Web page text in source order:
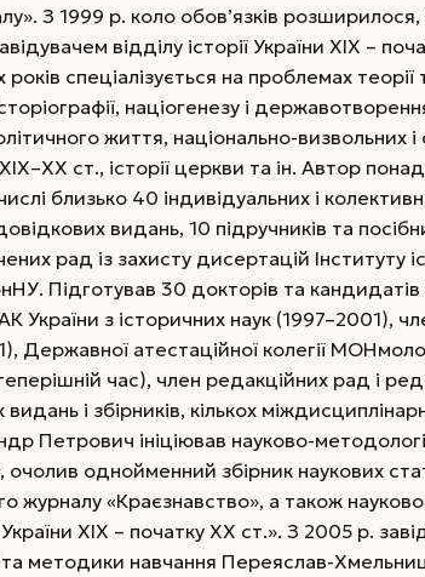
З 1999 р. коло обов’язків
відділу історії України XIX –
спеціалізується на проблемах теорії
націогенезу і
життя, національно-визвольних і
ХІХ–ХХ ст., історії церкви та ін. Автор
близько 40 індивідуальних і
видань, 10 підручників та
рад із захисту дисертацій Інституту
Підготував 30 докторів та кандидатів
України з історичних наук (1997–2001),
Державної атестаційної колегії
час), член редакційних рад і
і збірників, кількох
Петрович ініціював науково-
очолив однойменний збірник наукових
журналу «Краєзнавство», а також
ХІХ – початку ХХ ст.». З 2005 р.
та методики навчання Переяслав-